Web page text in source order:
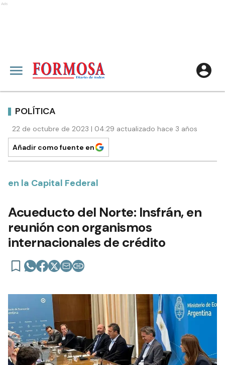
Ads
POLÍTICA
22 de octubre de 2023 | 04:29 actualizado hace 3 años
Añadir como fuente en
en la Capital Federal
Acueducto del Norte: Insfrán, en
reunión con organismos
internacionales de crédito